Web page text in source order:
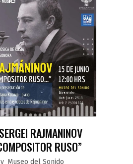
RAJMANINOV
RUSO”
Museo del Sonido